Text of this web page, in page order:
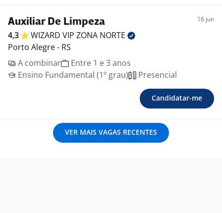
Auxiliar De Limpeza 16 jun
4,3 WIZARD VIP ZONA NORTE
Porto Alegre - RS
A combinar
Entre 1 e 3 anos
Ensino Fundamental (1º grau)
Presencial
Candidatar-me
VER MAIS VAGAS RECENTES